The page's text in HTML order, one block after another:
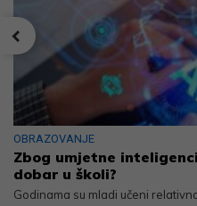
OBRAZOVANJE
Zbog umjetne
dobar u školi?
Godinama su mladi učeni